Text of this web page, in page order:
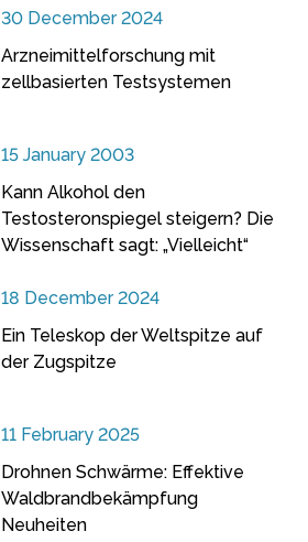
30 December 2024
Arzneimittelforschung mit
zellbasierten Testsystemen
15 January 2003
Kann Alkohol den
Testosteronspiegel steigern? Die
Wissenschaft sagt: „Vielleicht“
18 December 2024
Ein Teleskop der Weltspitze auf
der Zugspitze
11 February 2025
Drohnen Schwärme: Effektive
Waldbrandbekämpfung
Neuheiten